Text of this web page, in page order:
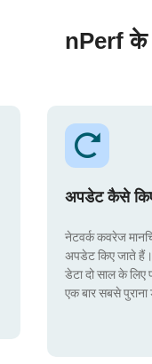
nPerf के
अपडेट कैसे
नेटवर्क कवरेज
अपडेट किए जाते
डेटा दो साल के लिए
एक बार सबसे पुराना